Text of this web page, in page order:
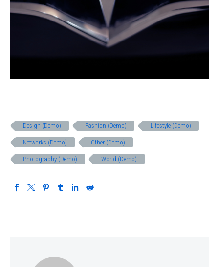
Design (Demo) Fashion (Demo) Lifestyle (Demo)
Networks (Demo) Other (Demo)
Photography (Demo) World (Demo)